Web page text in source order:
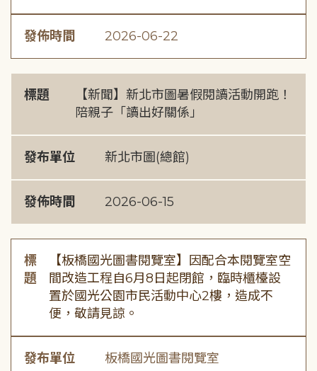
發佈時間 2026-06-22
標題
【新聞】新北市圖暑假閱讀活動開跑！
陪親子「讀出好關係」
發布單位 新北市圖(總館)
發佈時間 2026-06-15
標
題
【板橋國光圖書閱覽室】因配合本閱覽室空
間改造工程自6月8日起閉館，臨時櫃檯設
置於國光公園市民活動中心2樓，造成不
便，敬請見諒。
發布單位 板橋國光圖書閱覽室